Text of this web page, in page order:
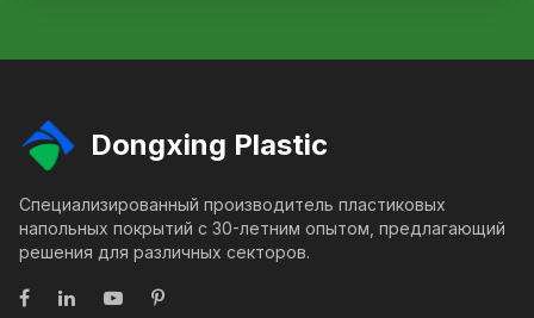
Dongxing Plastic
Специализированный производитель пластиковых
напольных покрытий с 30-летним опытом, предлагающий
решения для различных секторов.